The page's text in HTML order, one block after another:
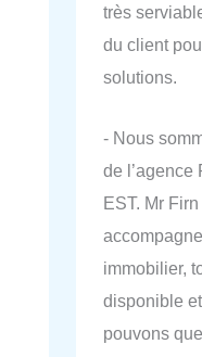
très
du client
solutions.
- Nous
de l’agence
EST. Mr
immobilier,
disponible
pouvons